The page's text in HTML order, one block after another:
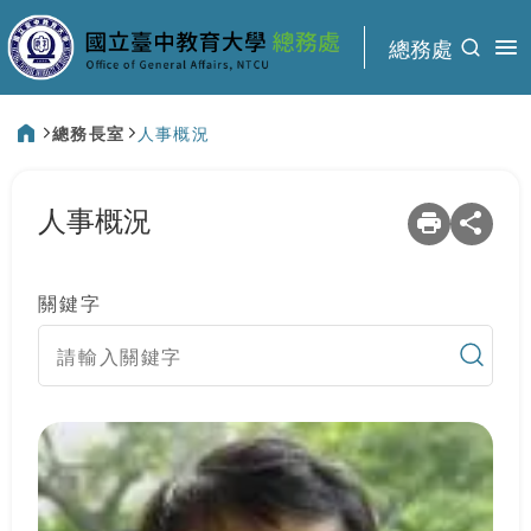
總務處
總務長室 人事概況
人事概況
關鍵字